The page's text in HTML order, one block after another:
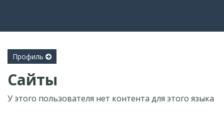
Профиль
Сайты
У этого пользователя нет контента для этого языка